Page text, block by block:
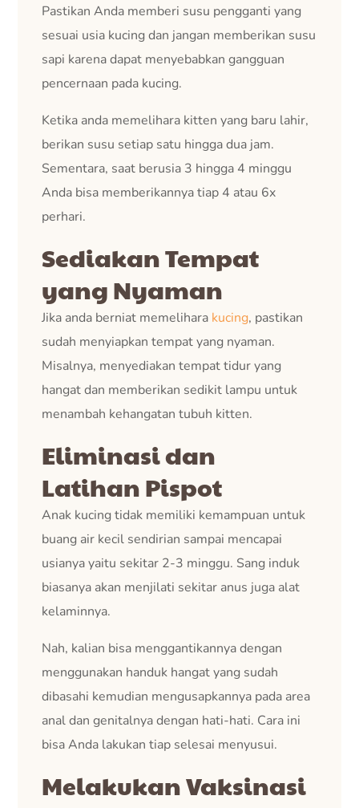
Pastikan Anda memberi susu pengganti yang
sesuai usia kucing dan jangan memberikan susu
sapi karena dapat menyebabkan gangguan
pencernaan pada kucing.
Ketika anda memelihara kitten yang baru lahir,
berikan susu setiap satu hingga dua jam.
Sementara, saat berusia 3 hingga 4 minggu
Anda bisa memberikannya tiap 4 atau 6x
perhari.
Sediakan Tempat
yang Nyaman
Jika anda berniat memelihara kucing, pastikan
sudah menyiapkan tempat yang nyaman.
Misalnya, menyediakan tempat tidur yang
hangat dan memberikan sedikit lampu untuk
menambah kehangatan tubuh kitten.
Eliminasi dan
Latihan Pispot
Anak kucing tidak memiliki kemampuan untuk
buang air kecil sendirian sampai mencapai
usianya yaitu sekitar 2-3 minggu. Sang induk
biasanya akan menjilati sekitar anus juga alat
kelaminnya.
Nah, kalian bisa menggantikannya dengan
menggunakan handuk hangat yang sudah
dibasahi kemudian mengusapkannya pada area
anal dan genitalnya dengan hati-hati. Cara ini
bisa Anda lakukan tiap selesai menyusui.
Melakukan Vaksinasi